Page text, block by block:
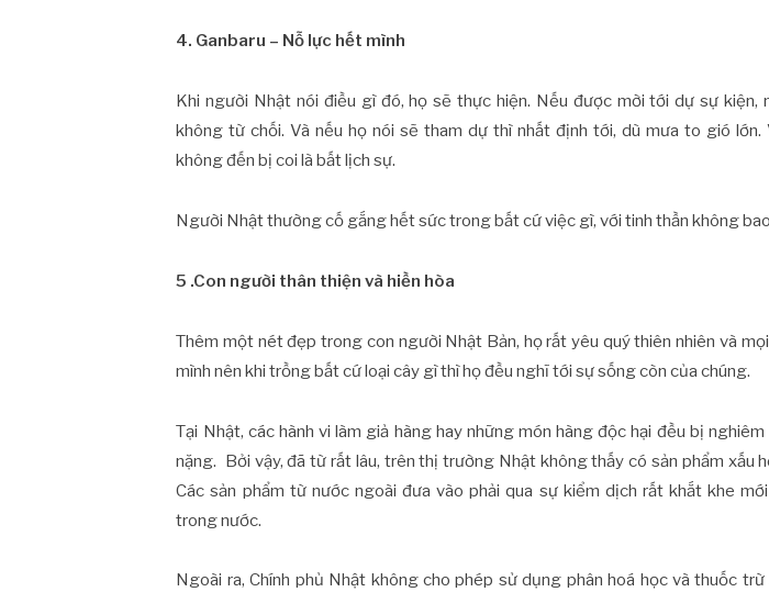
4. Ganbaru – Nỗ lực hết mình
Khi người Nhật nói điều gì đó, họ sẽ thực hiện. Nếu được mời tới dự sự kiện,
không từ chối. Và nếu họ nói sẽ tham dự thì nhất định tới, dù mưa to gió lớn.
không đến bị coi là bất lịch sự.
Người Nhật thường cố gắng hết sức trong bất cứ việc gì, với tinh thần không
5 .Con người thân thiện và hiền hòa
Thêm một nét đẹp trong con người Nhật Bản, họ rất yêu quý thiên nhiên và
mình nên khi trồng bất cứ loại cây gì thì họ đều nghĩ tới sự sống còn của chúng.
Tại Nhật, các hành vi làm giả hàng hay những món hàng độc hại đều bị
nặng. Bởi vậy, đã từ rất lâu, trên thị trường Nhật không thấy có sản phẩm xấu
Các sản phẩm từ nước ngoài đưa vào phải qua sự kiểm dịch rất khắt khe
trong nước.
Ngoài ra, Chính phủ Nhật không cho phép sử dụng phân hoá học và thuốc